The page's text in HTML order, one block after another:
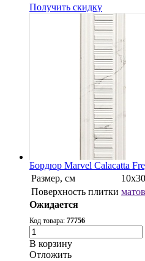
Получить скидку
Бордюр Marvel Calacatta
Размер, см
Поверхность плитки
Ожидается
Код товара: 77756
В корзину
Oтложить